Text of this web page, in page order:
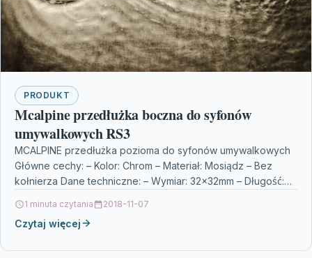
PRODUKT
Mcalpine przedłużka boczna do syfonów
umywalkowych RS3
MCALPINE przedłużka pozioma do syfonów umywalkowych
Główne cechy: – Kolor: Chrom – Materiał: Mosiądz – Bez
kołnierza Dane techniczne: – Wymiar: 32x32mm – Długość:…
1 minuta czytania 2018-11-07
Czytaj więcej